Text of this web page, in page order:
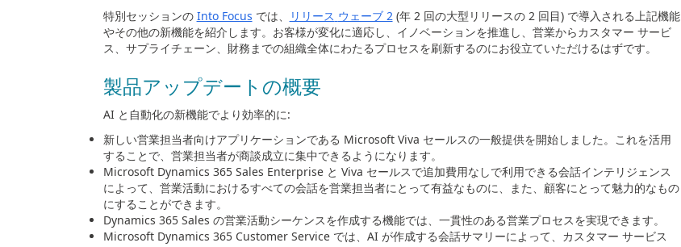
特別セッションの Into Focus では、 リリース ウェーブ 2(年2 回の大型リリースの2 回目) で導入される上記機能
やその他の新機能を紹介します。お客様が変化に適応し、イノベーションを推進し、営業からカスタマー サービ
ス、サプライチェーン、財務までの組織全体にわたるプロセスを刷新するのにお役立ていただけるはずです。
製品アップデートの概要
AI と自動化の新機能でより効率的に:
新しい営業担当者向けアプリケーションである Microsoft Viva セールスの一般提供を開始しました。これを活用
することで、営業担当者が商談成立に集中できるようになります。
Microsoft Dynamics 365 Sales Enterprise と Viva セールスで追加費用なしで利用できる会話インテリジェンス
によって、営業活動におけるすべての会話を営業担当者にとって有益なものに、また、顧客にとって魅力的なもの
にすることができます。
Dynamics 365 Sales の営業活動シーケンスを作成する機能では、一貫性のある営業プロセスを実現できます。
Microsoft Dynamics 365 Customer Service では、 AI が作成する会話サマリーによって、カスタマー サービス